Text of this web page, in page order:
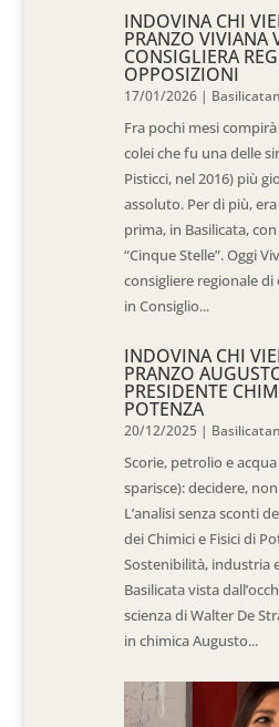
INDOVINA CHI
PRANZO VIVIANA
CONSIGLIERA
OPPOSIZIONI
17/01/2026 |
Fra pochi mesi
colei che fu una delle
Pisticci, nel 2016) più
assoluto. Per di più,
prima, in Basilicata,
“Cinque Stelle”. Oggi
consigliere regionale
in Consiglio...
INDOVINA CHI
PRANZO
PRESIDENTE
POTENZA
20/12/2025 |
Scorie, petrolio e
sparisce): decidere,
L’analisi senza sconti
dei Chimici e Fisici di
Sostenibilità, industria
Basilicata vista
scienza di Walter De
in chimica Augusto...